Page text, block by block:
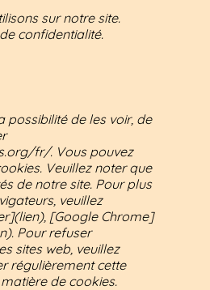
sur notre site.
confidentialité.
possibilité de les voir, de
fr/. Vous pouvez
Veuillez noter que
de notre site. Pour plus
veuillez
[Google Chrome]
Pour refuser
sites web, veuillez
régulièrement cette
de cookies.